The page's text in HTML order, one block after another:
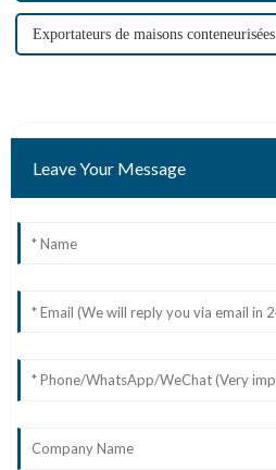
Exportateurs de maisons conteneurisées
Leave Your Message